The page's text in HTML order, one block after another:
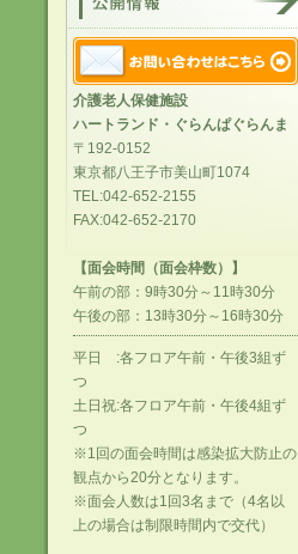
介護老人保健施設
ハートランド・ぐらんぱぐらんま
〒192-0152
東京都八王子市美山町1074
TEL:042-652-2155
FAX:042-652-2170
【面会時間（面会枠数）】
午前の部：9時30分～11時30分
午後の部：13時30分～16時30分
平日 :各フロア午前・午後3組ず
つ
土日祝:各フロア午前・午後4組ず
つ
※1回の面会時間は感染拡大防止の
観点から20分となります。
※面会人数は1回3名まで（4名以
上の場合は制限時間内で交代）